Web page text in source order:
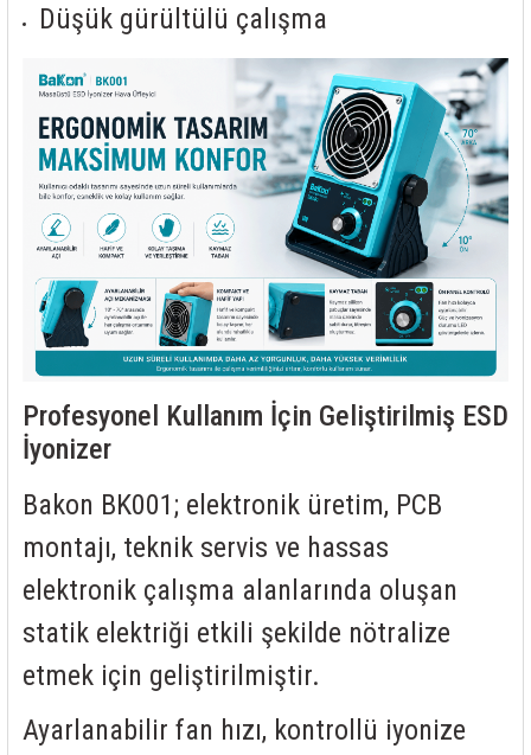
Düşük gürültülü çalışma
Profesyonel Kullanım İçin Geliştirilmiş ESD
İyonizer
Bakon BK001; elektronik üretim, PCB
montajı, teknik servis ve hassas
elektronik çalışma alanlarında oluşan
statik elektriği etkili şekilde nötralize
etmek için geliştirilmiştir.
Ayarlanabilir fan hızı, kontrollü iyonize